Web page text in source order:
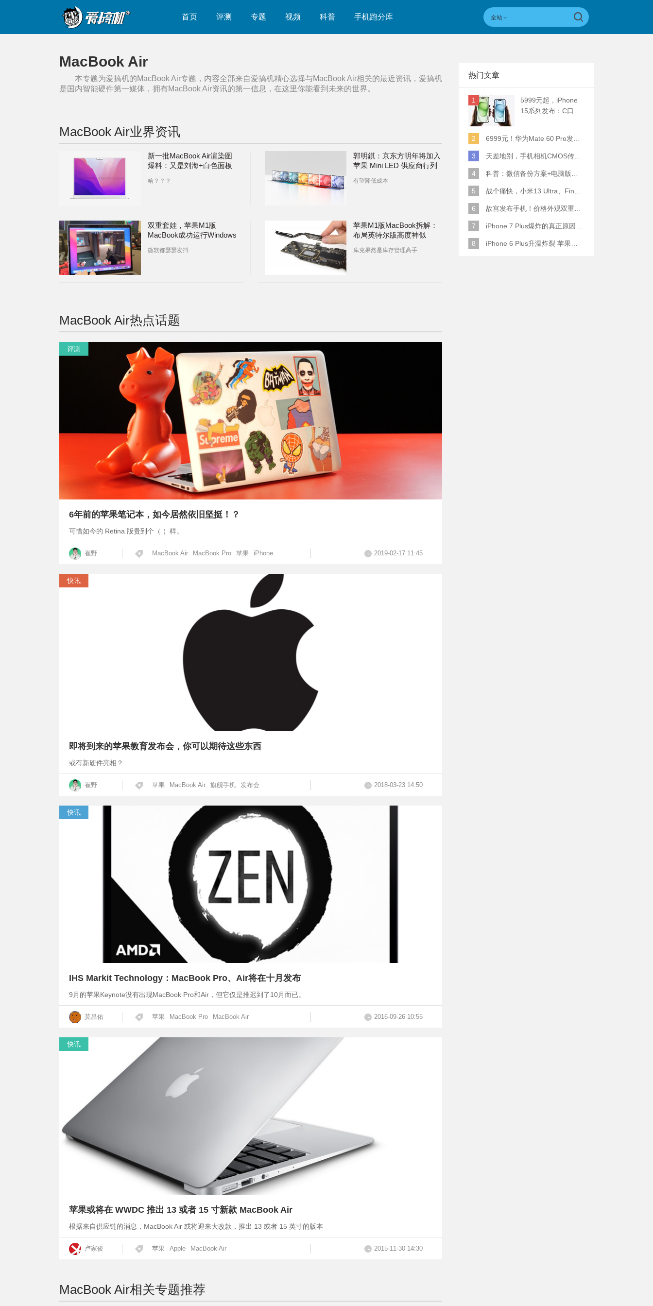
首页 评测 专题 视频 科普 手机跑分库 全站
MacBook Air
本专题为爱搞机的MacBook Air专题，内容全部来自爱搞机精心选择与MacBook Air相关的最近资讯，爱搞机
是国内智能硬件第一媒体，拥有MacBook Air资讯的第一信息，在这里你能看到未来的世界。
MacBook Air业界资讯
新一批MacBook Air渲染图
爆料：又是刘海+白色面板
哈？？？
郭明錤：京东方明年将加入
苹果 Mini LED 供应商行列
有望降低成本
双重套娃，苹果M1版
MacBook成功运行Windows
微软都瑟瑟发抖
苹果M1版MacBook拆解：
布局英特尔版高度神似
库克果然是库存管理高手
MacBook Air热点话题
评测
6年前的苹果笔记本，如今居然依旧坚挺！？
可惜如今的 Retina 版贵到个（ ）样。
崔野 MacBook Air MacBook Pro 苹果 iPhone 2019-02-17 11:45
快讯
即将到来的苹果教育发布会，你可以期待这些东西
或有新硬件亮相？
崔野 苹果 MacBook Air 旗舰手机 发布会 2018-03-23 14:50
快讯
IHS Markit Technology：MacBook Pro、Air将在十月发布
9月的苹果Keynote没有出现MacBook Pro和Air，但它仅是推迟到了10月而已。
莫昌佑 苹果 MacBook Pro MacBook Air 2016-09-26 10:55
快讯
苹果或将在 WWDC 推出 13 或者 15 寸新款 MacBook Air
根据来自供应链的消息，MacBook Air 或将迎来大改款，推出 13 或者 15 英寸的版本
卢家俊 苹果 Apple MacBook Air 2015-11-30 14:30
MacBook Air相关专题推荐
热门文章
1
5999元起，iPhone
15系列发布：C口
2
6999元！华为Mate 60 Pro发布：麒麟9000S+卫星通话 (附初步跑分)
3 天差地别，手机相机CMOS传感器实际面积对比
4 科普：微信备份方案+电脑版丢失数据恢复指南
5 战个痛快，小米13 Ultra、Find X6 Pro、vivo X90 Pro+、小米12SU拍照横评
6 故宫发布手机！价格外观双重逆天！
7 iPhone 7 Plus爆炸的真正原因原来是这样
8 iPhone 6 Plus升温炸裂 苹果赔了一部全新的